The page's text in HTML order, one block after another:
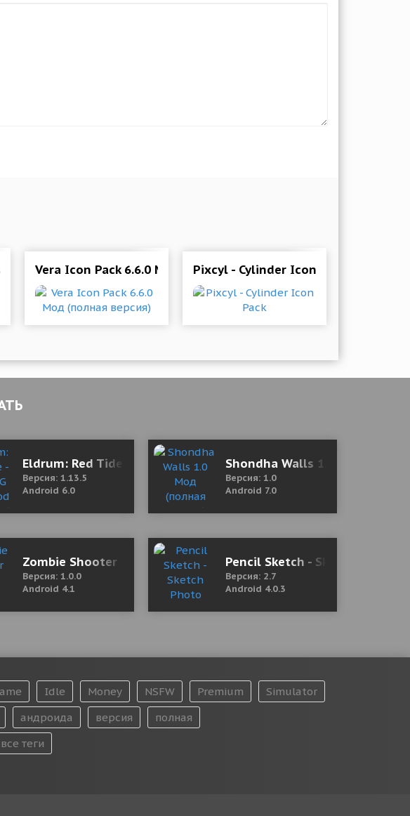
Vera Icon Pack 6.6.0 Мод (полная версия)
Pixcyl - Cylinder Icon Pack
Mod (Free Shopping)
Eldrum: Red Tide - Text RPG 1.13.5 Mod (Unlocked)
Версия: 1.13.5
Android 6.0
Shondha Walls 1.0 Мод
Версия: 1.0
Android 7.0
Zombie Shooter
Версия: 1.0.0
Android 4.1
Pencil Sketch - Sketch Photo
Версия: 2.7
Android 4.0.3
Idle Money NSFW Premium
Simulator
андроида версия
полная
теги